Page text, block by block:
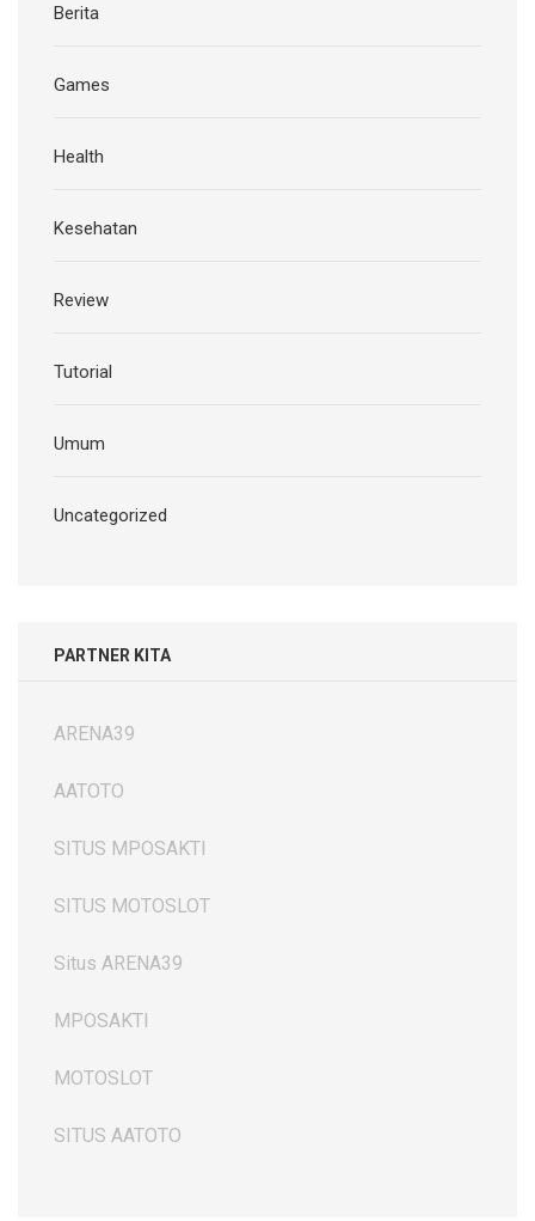
Berita
Games
Health
Kesehatan
Review
Tutorial
Umum
Uncategorized
PARTNER KITA
ARENA39
AATOTO
SITUS MPOSAKTI
SITUS MOTOSLOT
Situs ARENA39
MPOSAKTI
MOTOSLOT
SITUS AATOTO